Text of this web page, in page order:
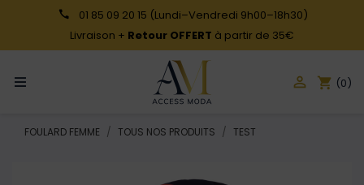
01 85 09 20 15 (Lundi–Vendredi 9h00–18h30)
Livraison + Retour OFFERT à partir de 35€
 shopping_cart (0)
FOULARD FEMME TOUS NOS PRODUITS TEST